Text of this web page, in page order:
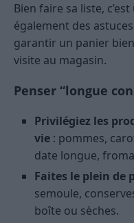
Bien faire sa liste,
également des
garantir un panier
visite au magasin.
Penser “longue
Privilégiez les
vie : pommes,
date longue,
Faites le plein de
semoule,
boîte ou sèches.